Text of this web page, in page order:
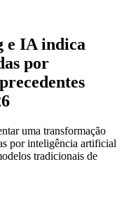
e IA indica
por
uma transformação
por inteligência artificial
tradicionais de